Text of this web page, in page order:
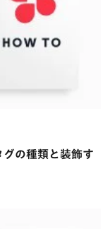
の種類と装飾す